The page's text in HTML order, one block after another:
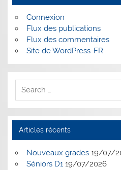
Connexion
Flux des publications
Flux des commentaires
Site de WordPress-FR
Articles récents
Nouveaux grades 19/07/
Séniors D1 19/07/2026